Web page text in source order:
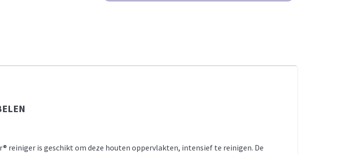
reiniger is geschikt om deze houten oppervlakten, intensief te reinigen. De